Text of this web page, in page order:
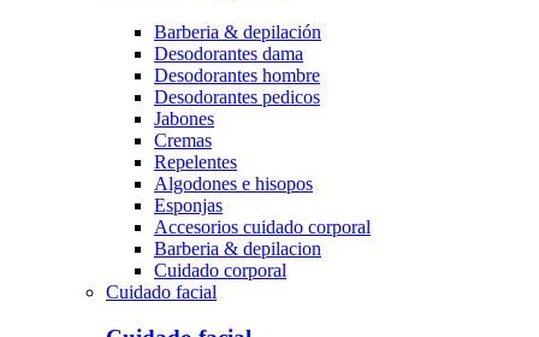
Barberia & depilación
Desodorantes dama
Desodorantes hombre
Desodorantes pedicos
Jabones
Cremas
Repelentes
Algodones e hisopos
Esponjas
Accesorios cuidado corporal
Barberia & depilacion
Cuidado corporal
Cuidado facial